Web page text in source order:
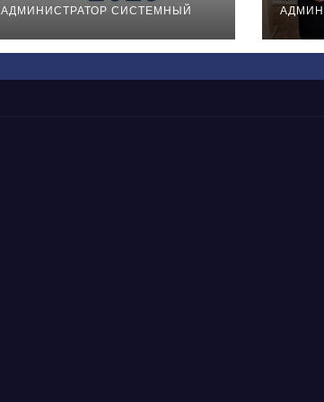
АДМИНИСТРАТОР СИСТЕМНЫЙ